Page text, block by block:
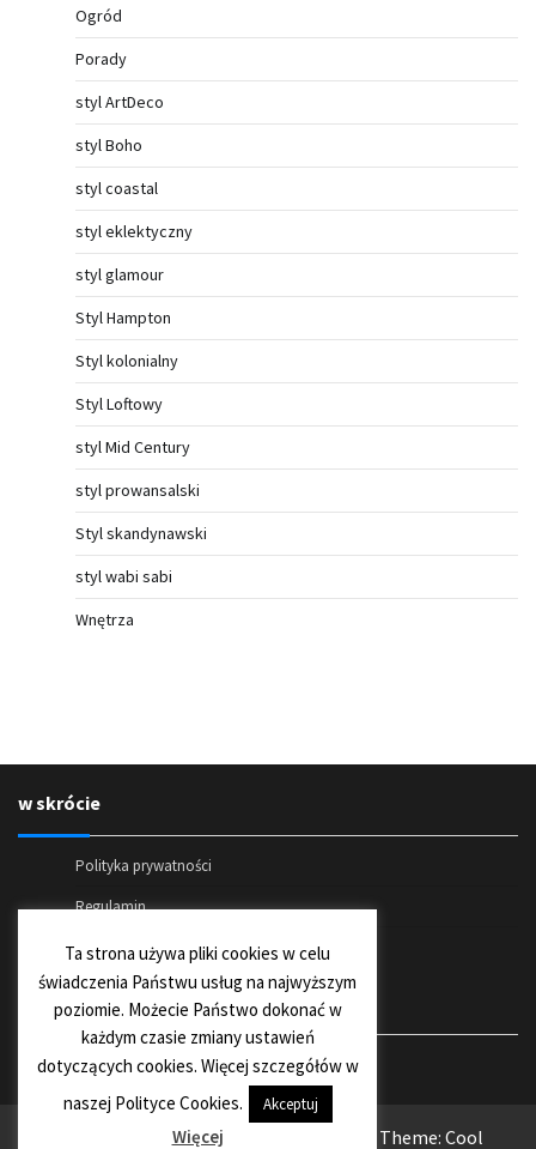
Ogród
Porady
styl ArtDeco
styl Boho
styl coastal
styl eklektyczny
styl glamour
Styl Hampton
Styl kolonialny
Styl Loftowy
styl Mid Century
styl prowansalski
Styl skandynawski
styl wabi sabi
Wnętrza
w skrócie
Polityka prywatności
Regulamin
Kontakt
Social media
Facebook
NajlepszeWnetrze.com.pl Theme: Cool
Ta strona używa pliki cookies w celu
świadczenia Państwu usług na najwyższym
poziomie. Możecie Państwo dokonać w
każdym czasie zmiany ustawień
dotyczących cookies. Więcej szczegółów w
naszej Polityce Cookies.
Akceptuj
Więcej